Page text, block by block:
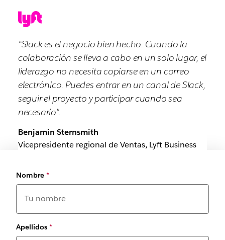
“Slack es el negocio bien hecho. Cuando la
colaboración se lleva a cabo en un solo lugar, el
liderazgo no necesita copiarse en un correo
electrónico. Puedes entrar en un canal de Slack,
seguir el proyecto y participar cuando sea
necesario".
Benjamin Sternsmith
Vicepresidente regional de Ventas, Lyft Business
Nombre *
Apellidos *